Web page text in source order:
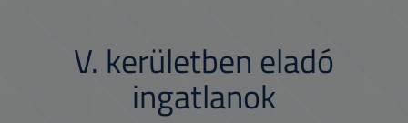
V. kerületben eladó
ingatlanok